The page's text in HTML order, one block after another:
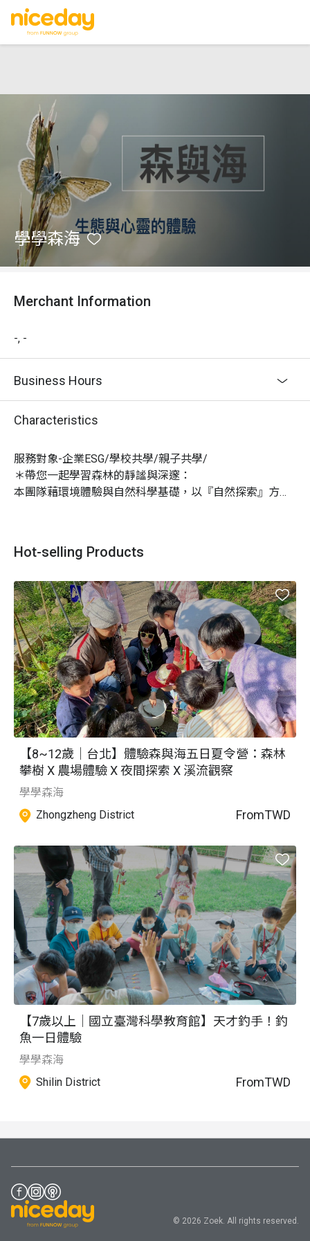
學學森海
Merchant Information
-, -
Business Hours
Characteristics
服務對象-企業ESG/學校共學/親子共學/
＊帶您一起學習森林的靜謐與深邃：
本團隊藉環境體驗與自然科學基礎，以『自然探索』方式
下，給您與您的團隊與客戶耳目一新的體驗與感動。
Hot-selling Products
【8~12歲｜台北】體驗森與海五日夏令營：森林
攀樹 X 農場體驗 X 夜間探索 X 溪流觀察
學學森海
Zhongzheng District
FromTWD
【7歲以上｜國立臺灣科學教育館】天才釣手！釣
魚一日體驗
學學森海
Shilin District
FromTWD
© 2026 Zoek. All rights reserved.